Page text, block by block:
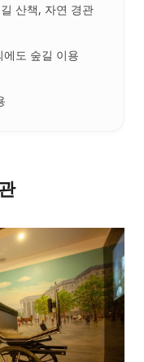
산책, 자연 경관
도 숲길 이용